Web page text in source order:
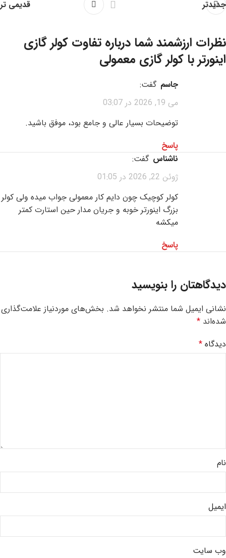
جدیدتر قدیمی تر
نظرات ارزشمند شما درباره تفاوت کولر گازی
اینورتر با کولر گازی معمولی
جاسم گفت:
می 19, 2026 در 03:07
توضیحات بسیار عالی و جامع بود، موفق باشید.
پاسخ
ناشناس گفت:
ژوئن 22, 2026 در 01:05
کولر کوچیک چون دایم کار معمولی جواب میده ولی کولر
بزرگ اینورتر خوبه و جریان مدار حین استارت کمتر
میکشه
پاسخ
دیدگاهتان را بنویسید
نشانی ایمیل شما منتشر نخواهد شد. بخش‌های موردنیاز علامت‌گذاری
شده‌اند *
دیدگاه *
نام
ایمیل
وب‌ سایت